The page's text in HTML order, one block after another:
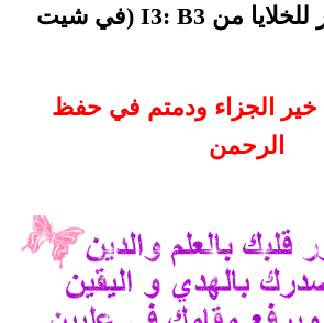
مثل الحد الأيسر للخلايا من I3: B3 (في شيت
خير الجزاء ودمتم في حفظ
الرحمن